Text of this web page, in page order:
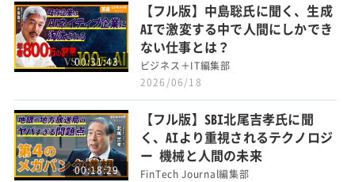
00:31:43
【フル版】中島聡氏に聞く、生成
AIで激変する中で人間にしかでき
ない仕事とは？
ビジネス＋IT編集部
2026/06/18
00:18:29
【フル版】SBI北尾吉孝氏に聞
く、AIより重視されるテクノロジ
ー 機械と人間の未来
FinTech Journal編集部